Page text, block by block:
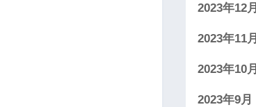
2023年12月
2023年11月
2023年10月
2023年9月